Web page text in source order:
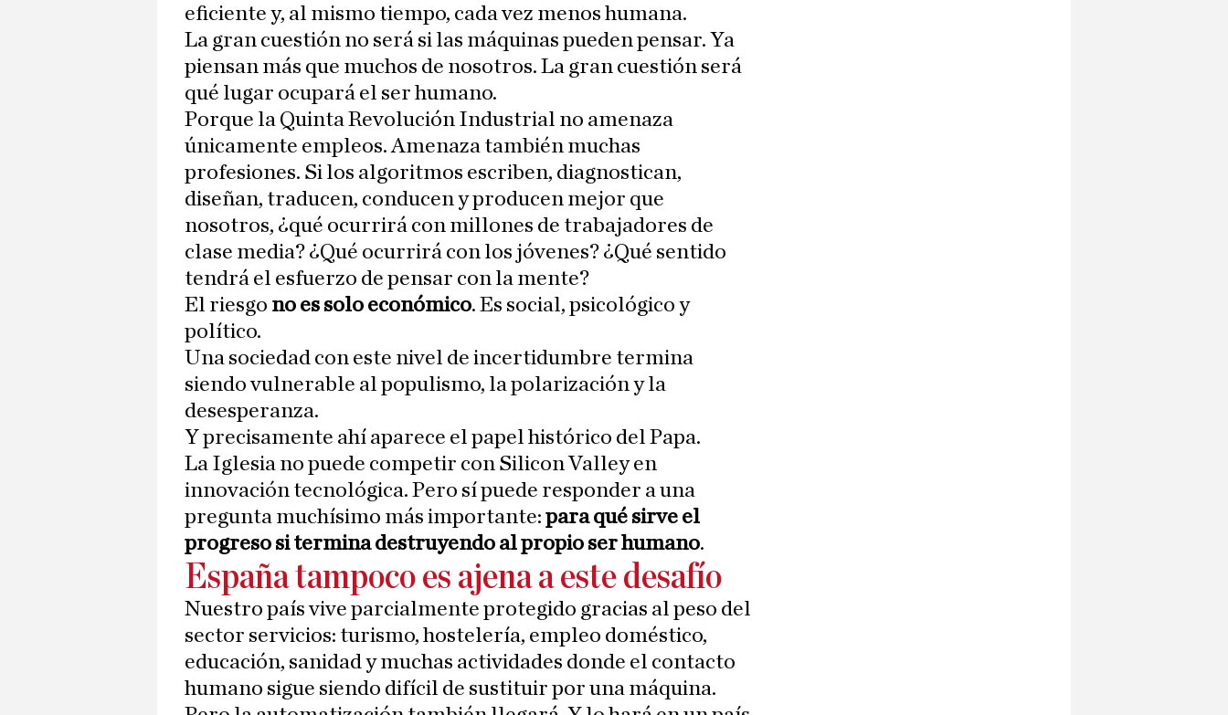
eficiente y, al mismo tiempo, cada vez menos humana.
La gran cuestión no será si las máquinas pueden pensar. Ya
piensan más que muchos de nosotros. La gran cuestión será
qué lugar ocupará el ser humano.
Porque la Quinta Revolución Industrial no amenaza
únicamente empleos. Amenaza también muchas
profesiones. Si los algoritmos escriben, diagnostican,
diseñan, traducen, conducen y producen mejor que
nosotros, ¿qué ocurrirá con millones de trabajadores de
clase media? ¿Qué ocurrirá con los jóvenes? ¿Qué sentido
tendrá el esfuerzo de pensar con la mente?
El riesgo no es solo económico. Es social, psicológico y
político.
Una sociedad con este nivel de incertidumbre termina
siendo vulnerable al populismo, la polarización y la
desesperanza.
Y precisamente ahí aparece el papel histórico del Papa.
La Iglesia no puede competir con Silicon Valley en
innovación tecnológica. Pero sí puede responder a una
pregunta muchísimo más importante: para qué sirve el
progreso si termina destruyendo al propio ser humano.
España tampoco es ajena a este desafío
Nuestro país vive parcialmente protegido gracias al peso del
sector servicios: turismo, hostelería, empleo doméstico,
educación, sanidad y muchas actividades donde el contacto
humano sigue siendo difícil de sustituir por una máquina.